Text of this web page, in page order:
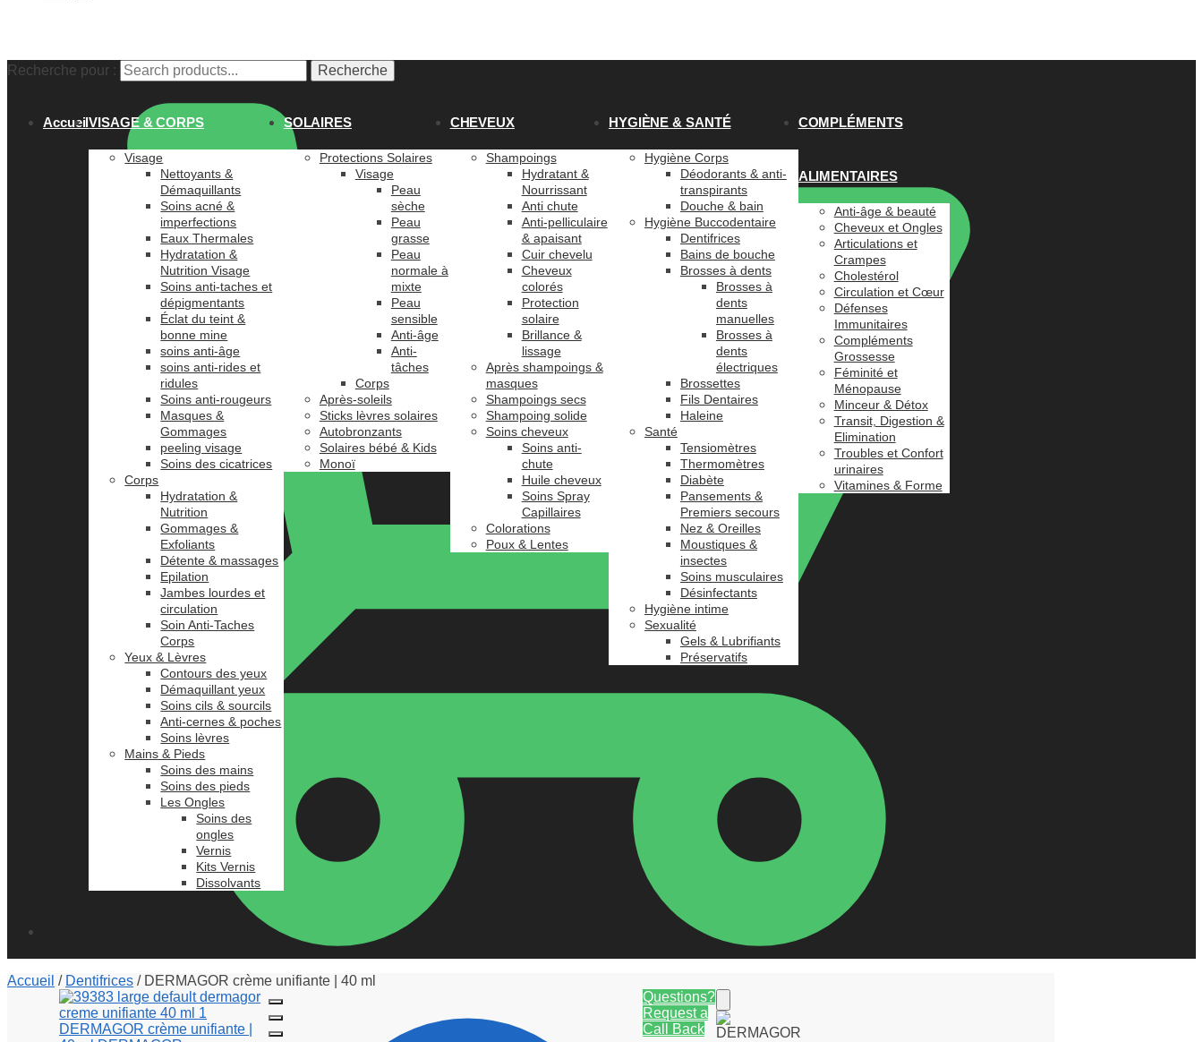
Recherche pour : Recherche
AccueilVISAGE & CORPS
Visage
Nettoyants &
Démaquillants
Soins acné &
imperfections
Eaux Thermales
Hydratation &
Nutrition Visage
Soins anti-taches et
dépigmentants
Éclat du teint &
bonne mine
soins anti-âge
soins anti-rides et
ridules
Soins anti-rougeurs
Masques &
Gommages
peeling visage
Soins des cicatrices
Corps
Hydratation &
Nutrition
Gommages &
Exfoliants
Détente & massages
Epilation
Jambes lourdes et
circulation
Soin Anti-Taches
Corps
Yeux & Lèvres
Contours des yeux
Démaquillant yeux
Soins cils & sourcils
Anti-cernes & poches
Soins lèvres
Mains & Pieds
Soins des mains
Soins des pieds
Les Ongles
Soins des
ongles
Vernis
Kits Vernis
Dissolvants
SOLAIRES
Protections Solaires
Visage
Peau
sèche
Peau
grasse
Peau
normale à
mixte
Peau
sensible
Anti-âge
Anti-
tâches
Corps
Après-soleils
Sticks lèvres solaires
Autobronzants
Solaires bébé & Kids
Monoï
CHEVEUX
Shampoings
Hydratant &
Nourrissant
Anti chute
Anti-pelliculaire
& apaisant
Cuir chevelu
Cheveux
colorés
Protection
solaire
Brillance &
lissage
Après shampoings &
masques
Shampoings secs
Shampoing solide
Soins cheveux
Soins anti-
chute
Huile cheveux
Soins Spray
Capillaires
Colorations
Poux & Lentes
HYGIÈNE & SANTÉ
Hygiène Corps
Déodorants & anti-
transpirants
Douche & bain
Hygiène Buccodentaire
Dentifrices
Bains de bouche
Brosses à dents
Brosses à
dents
manuelles
Brosses à
dents
électriques
Brossettes
Fils Dentaires
Haleine
Santé
Tensiomètres
Thermomètres
Diabète
Pansements &
Premiers secours
Nez & Oreilles
Moustiques &
insectes
Soins musculaires
Désinfectants
Hygiène intime
Sexualité
Gels & Lubrifiants
Préservatifs
COMPLÉMENTS
ALIMENTAIRES
Anti-âge & beauté
Cheveux et Ongles
Articulations et
Crampes
Cholestérol
Circulation et Cœur
Défenses
Immunitaires
Compléments
Grossesse
Féminité et
Ménopause
Minceur & Détox
Transit, Digestion &
Elimination
Troubles et Confort
urinaires
Vitamines & Forme
Accueil / Dentifrices / DERMAGOR crème unifiante | 40 ml
Questions?
Request a
Call Back